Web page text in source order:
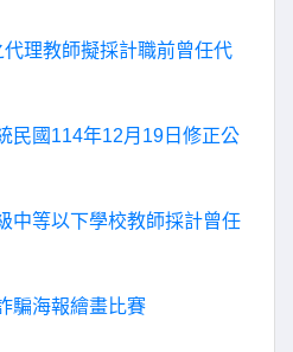
理教師擬採計職前曾任代
民國114年12月19日修正公
中等以下學校教師採計曾任
騙海報繪畫比賽